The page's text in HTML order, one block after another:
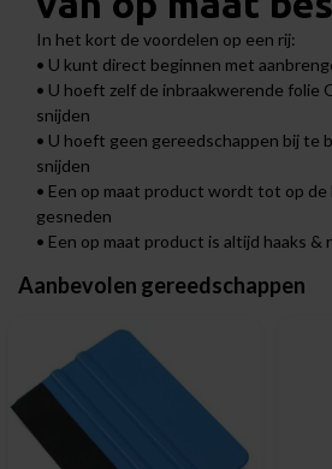
In het kort de voordelen op een rij:
• U kunt direct beginnen met
• U hoeft zelf de inbraakwerende folie
snijden
• U hoeft geen gereedschappen bij te
snijden
• Een op maat product wordt tot op
gesneden
• Een op maat product is altijd haaks &
Aanbevolen gereedschappen